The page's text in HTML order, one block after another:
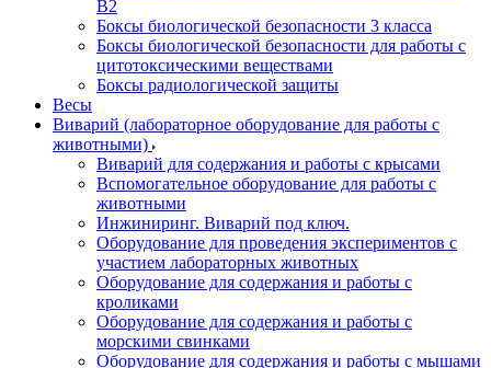
B2
Боксы биологической безопасности 3 класса
Боксы биологической безопасности для работы с
цитотоксическими веществами
Боксы радиологической защиты
Весы
Виварий (лабораторное оборудование для работы с
животными)
Виварий для содержания и работы с крысами
Вспомогательное оборудование для работы с
животными
Инжиниринг. Виварий под ключ.
Оборудование для проведения экспериментов с
участием лабораторных животных
Оборудование для содержания и работы с
кроликами
Оборудование для содержания и работы с
морскими свинками
Оборудование для содержания и работы с мышами